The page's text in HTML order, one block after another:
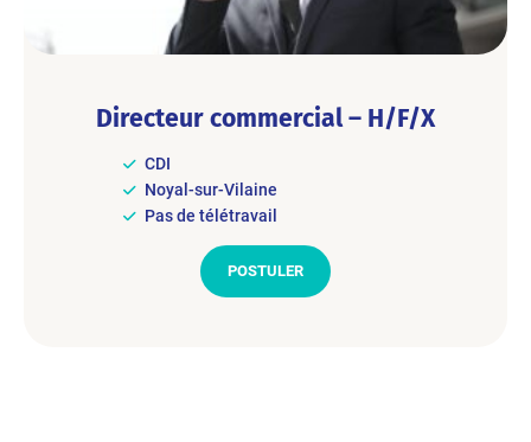
Directeur commercial – H/F/X
CDI
Noyal-sur-Vilaine
Pas de télétravail
POSTULER